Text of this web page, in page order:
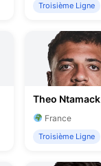
Troisième Ligne
Theo Ntamack
France
Troisième Ligne